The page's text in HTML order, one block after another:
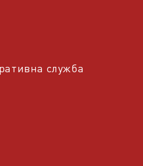
служба